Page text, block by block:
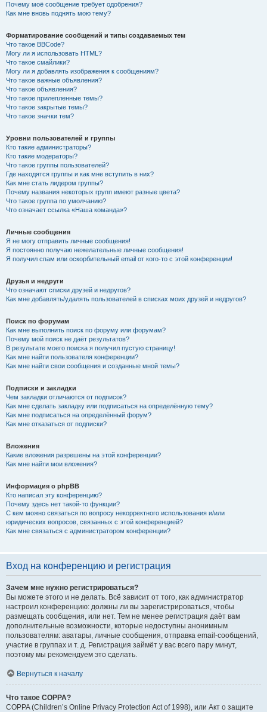
Почему моё сообщение требует одобрения?
Как мне вновь поднять мою тему?
Форматирование сообщений и типы создаваемых тем
Что такое BBCode?
Могу ли я использовать HTML?
Что такое смайлики?
Могу ли я добавлять изображения к сообщениям?
Что такое важные объявления?
Что такое объявления?
Что такое прилепленные темы?
Что такое закрытые темы?
Что такое значки тем?
Уровни пользователей и группы
Кто такие администраторы?
Кто такие модераторы?
Что такое группы пользователей?
Где находятся группы и как мне вступить в них?
Как мне стать лидером группы?
Почему названия некоторых групп имеют разные цвета?
Что такое группа по умолчанию?
Что означает ссылка «Наша команда»?
Личные сообщения
Я не могу отправить личные сообщения!
Я постоянно получаю нежелательные личные сообщения!
Я получил спам или оскорбительный email от кого-то с этой конференции!
Друзья и недруги
Что означают списки друзей и недругов?
Как мне добавлять/удалять пользователей в списках моих друзей и недругов?
Поиск по форумам
Как мне выполнить поиск по форуму или форумам?
Почему мой поиск не даёт результатов?
В результате моего поиска я получил пустую страницу!
Как мне найти пользователя конференции?
Как мне найти свои сообщения и созданные мной темы?
Подписки и закладки
Чем закладки отличаются от подписок?
Как мне сделать закладку или подписаться на определённую тему?
Как мне подписаться на определённый форум?
Как мне отказаться от подписки?
Вложения
Какие вложения разрешены на этой конференции?
Как мне найти мои вложения?
Информация о phpBB
Кто написал эту конференцию?
Почему здесь нет такой-то функции?
С кем можно связаться по вопросу некорректного использования и/или
юридических вопросов, связанных с этой конференцией?
Как мне связаться с администратором конференции?
Вход на конференцию и регистрация
Зачем мне нужно регистрироваться?
Вы можете этого и не делать. Всё зависит от того, как администратор
настроил конференцию: должны ли вы зарегистрироваться, чтобы
размещать сообщения, или нет. Тем не менее регистрация даёт вам
дополнительные возможности, которые недоступны анонимным
пользователям: аватары, личные сообщения, отправка email-сообщений,
участие в группах и т. д. Регистрация займёт у вас всего пару минут,
поэтому мы рекомендуем это сделать.
Вернуться к началу
Что такое COPPA?
COPPA (Children’s Online Privacy Protection Act of 1998), или Акт о защите